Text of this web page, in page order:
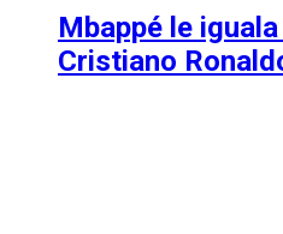
Mbappé le
Cristiano